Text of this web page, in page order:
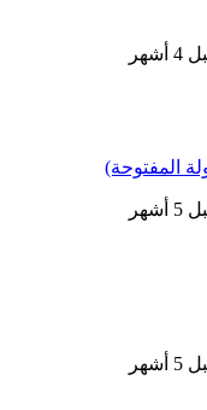
أشهر
المفتوحة)
أشهر
أشهر